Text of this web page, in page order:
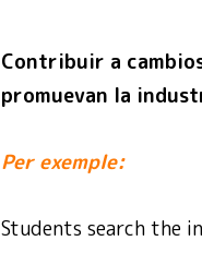
Contribuir a
promuevan la
Per exemple:
Students search the